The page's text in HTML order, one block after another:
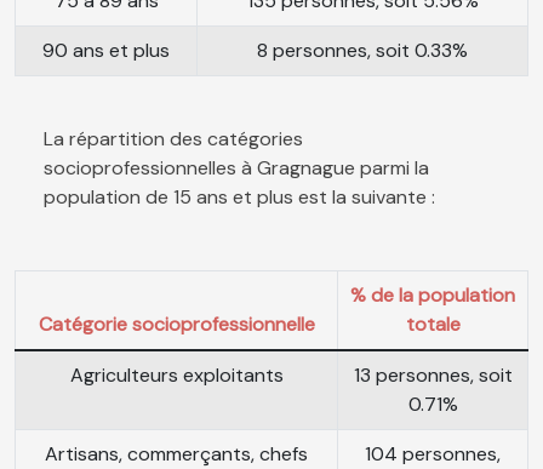
90 ans et plus
8 personnes, soit 0.33%
La répartition des catégories
socioprofessionnelles à Gragnague parmi la
population de 15 ans et plus est la suivante :
Catégorie socioprofessionnelle
% de la population
totale
Agriculteurs exploitants
13 personnes, soit
0.71%
Artisans, commerçants, chefs
104 personnes,